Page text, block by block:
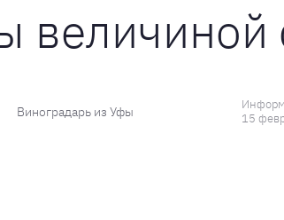
величиной
Виноградарь из Уфы
15